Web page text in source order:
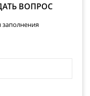
ВОПРОС
заполнения